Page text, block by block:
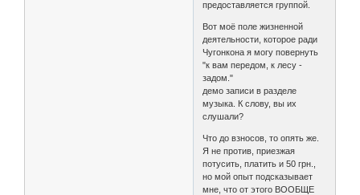
предоставляется группой.
Вот моё поле жизненной
деятельности, которое ради
Чугонкона я могу повернуть
"к вам передом, к лесу -
задом."
демо записи в разделе
музыка. К слову, вы их
слушали?
Что до взносов, то опять же.
Я не против, приезжая
потусить, платить и 50 грн.,
но мой опыт подсказывает
мне, что от этого ВООБЩЕ